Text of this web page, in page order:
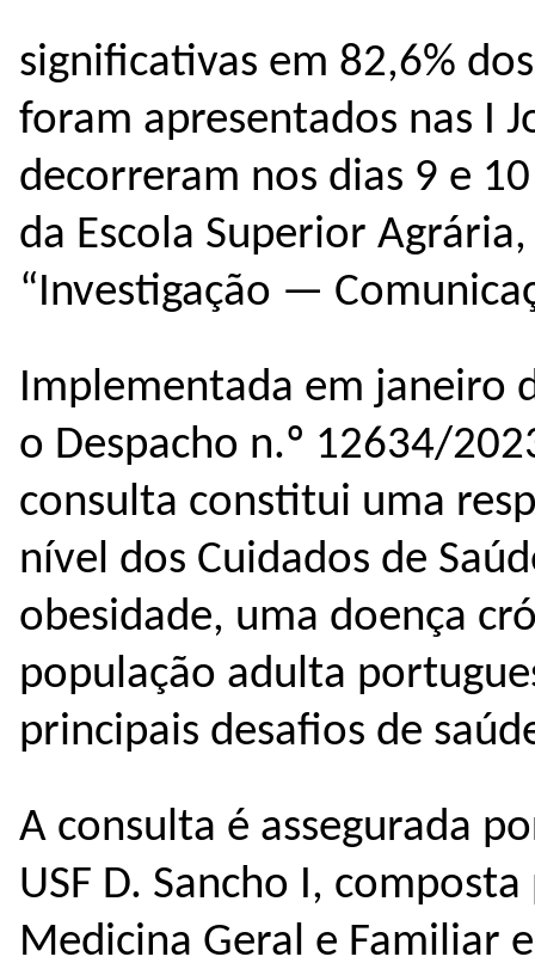
significativas em 82,6%
foram apresentados nas I
decorreram nos dias 9 e
da Escola Superior
“Investigação —
Implementada em janeiro
o Despacho n.º 12634/
consulta constitui uma
nível dos Cuidados de
obesidade, uma doença
população adulta
principais desafios de
A consulta é assegurada
USF D. Sancho I,
Medicina Geral e Familiar